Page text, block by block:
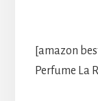
[amazon
Perfume La